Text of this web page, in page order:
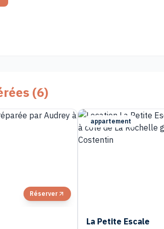
(6)
Réserver
appartement
La Petite Escale